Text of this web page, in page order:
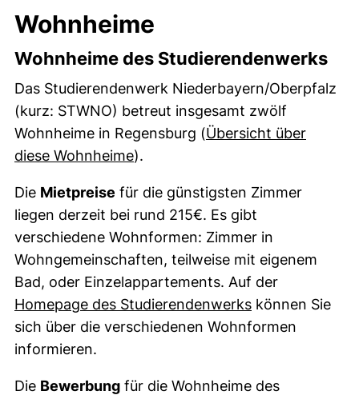
Wohnheime
Wohnheime des Studierendenwerks
Das Studierendenwerk Niederbayern/Oberpfalz
(kurz: STWNO) betreut insgesamt zwölf
Wohnheime in Regensburg (Übersicht über
diese Wohnheime(externer Link, öffnet neues
).
Die Mietpreise für die günstigsten Zimmer
liegen derzeit bei rund 215€. Es gibt
verschiedene Wohnformen: Zimmer in
Wohngemeinschaften, teilweise mit eigenem
Bad, oder Einzelappartements. Auf der
Homepage des Studierendenwerks(externer Link,
können Sie
sich über die verschiedenen Wohnformen
informieren.
Die Bewerbung für die Wohnheime des